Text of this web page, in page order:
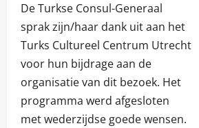
De Turkse Consul-Generaal
sprak zijn/haar dank uit aan het
Turks Cultureel Centrum Utrecht
voor hun bijdrage aan de
organisatie van dit bezoek. Het
programma werd afgesloten
met wederzijdse goede wensen.